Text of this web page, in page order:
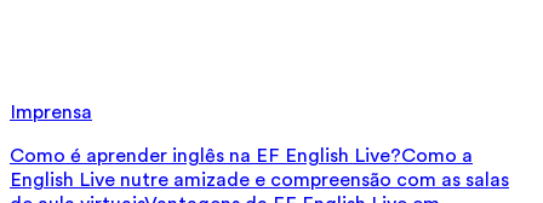
Imprensa
Como é aprender inglês na EF English Live?Como a
English Live nutre amizade e compreensão com as salas